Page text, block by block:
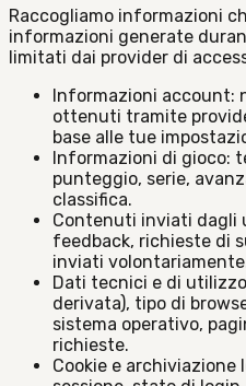
Raccogliamo informazioni
informazioni generate
limitati dai provider di
Informazioni account:
ottenuti tramite
base alle tue
Informazioni di gioco:
punteggio, serie,
classifica.
Contenuti inviati dagli
feedback, richieste di
inviati
Dati tecnici e di
derivata), tipo di
sistema operativo,
richieste.
Cookie e